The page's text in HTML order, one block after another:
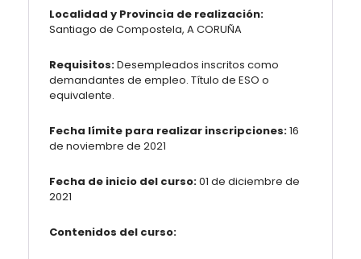
Localidad y Provincia de realización:
Santiago de Compostela, A CORUÑA
Requisitos:Desempleados inscritos como
demandantes de empleo. Título de ESO o
equivalente.
Fecha límite para realizar inscripciones:16
de noviembre de 2021
Fecha de inicio del curso:01 de diciembre de
2021
Contenidos del curso: